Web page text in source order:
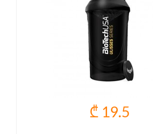
₾ 19.5